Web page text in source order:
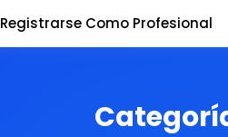
Registrarse Como Profesional